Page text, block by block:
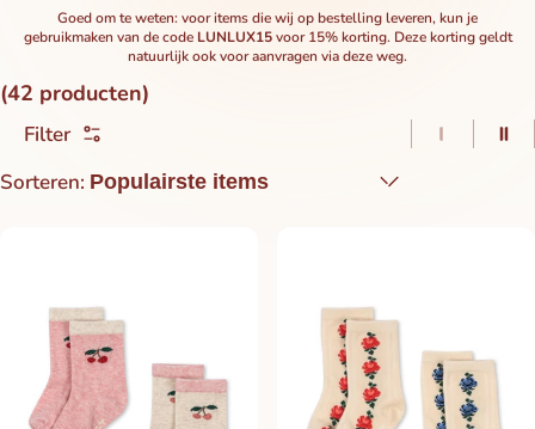
Goed om te weten: voor items die wij op bestelling leveren, kun je
gebruikmaken van de code LUNLUX15voor 15% korting. Deze korting geldt
natuurlijk ook voor aanvragen via deze weg.
(42 producten)
Filter 1 item2
Sorteren: